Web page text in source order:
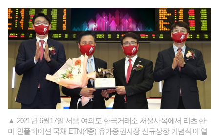
▲ 2021년 6월17일 서울 여의도 한국거래소 서울사옥에서 리츠 한·
미 인플레이션 국채 ETN(4종) 유가증권시장 신규상장 기념식이 열